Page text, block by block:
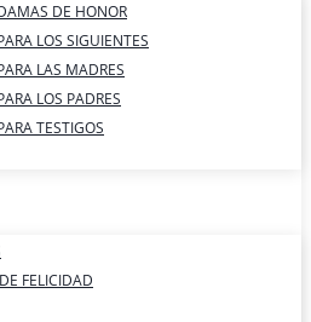
DE HONOR
LOS SIGUIENTES
LAS MADRES
LOS PADRES
TESTIGOS
FELICIDAD